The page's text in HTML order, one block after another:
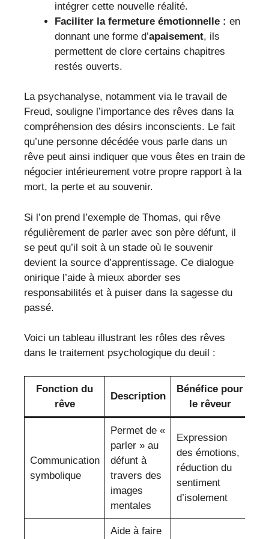
intégrer cette nouvelle réalité.
Faciliter la fermeture émotionnelle : en
donnant une forme d’apaisement, ils
permettent de clore certains chapitres
restés ouverts.
La psychanalyse, notamment via le travail de
Freud, souligne l’importance des rêves dans la
compréhension des désirs inconscients. Le fait
qu’une personne décédée vous parle dans un
rêve peut ainsi indiquer que vous êtes en train de
négocier intérieurement votre propre rapport à la
mort, la perte et au souvenir.
Si l’on prend l’exemple de Thomas, qui rêve
régulièrement de parler avec son père défunt, il
se peut qu’il soit à un stade où le souvenir
devient la source d’apprentissage. Ce dialogue
onirique l’aide à mieux aborder ses
responsabilités et à puiser dans la sagesse du
passé.
Voici un tableau illustrant les rôles des rêves
dans le traitement psychologique du deuil :
Fonction du
rêve
Description
Bénéfice pour
le rêveur
Communication
symbolique
Permet de «
parler » au
défunt à
travers des
images
mentales
Expression
des émotions,
réduction du
sentiment
d’isolement
Aide à faire